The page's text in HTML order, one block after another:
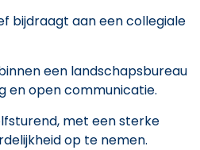
bijdraagt aan een collegiale
een landschapsbureau
en open communicatie.
met een sterke
op te nemen.